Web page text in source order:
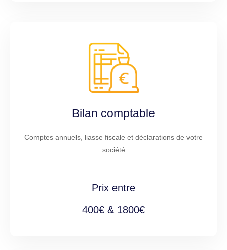
Bilan comptable
Comptes annuels, liasse fiscale et déclarations de votre
société
Prix entre
400€ & 1800€